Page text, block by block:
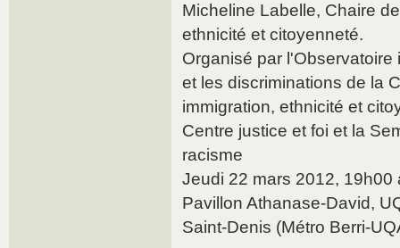
Micheline Labelle, Chaire
ethnicité et citoyenneté.
Organisé par
et les discriminations de la
immigration, ethnicité et
Centre justice et foi et la
racisme
Jeudi 22 mars 2012, 19h00
Pavillon Athanase-David,
Saint-Denis (Métro Berri-